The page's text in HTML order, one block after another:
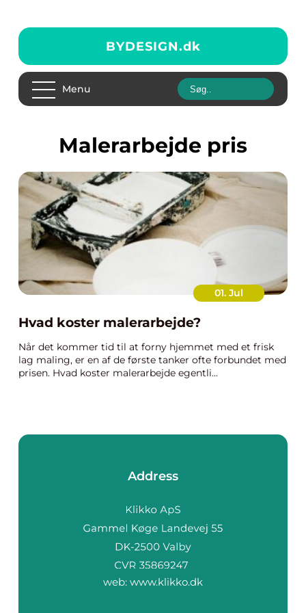
BYDESIGN.dk
Menu
malerarbejde pris
01. Jul
Hvad koster malerarbejde?
Når det kommer tid til at forny hjemmet med et frisk
lag maling, er en af de første tanker ofte forbundet med
prisen. Hvad koster malerarbejde egentli...
Address
web: www.klikko.dk